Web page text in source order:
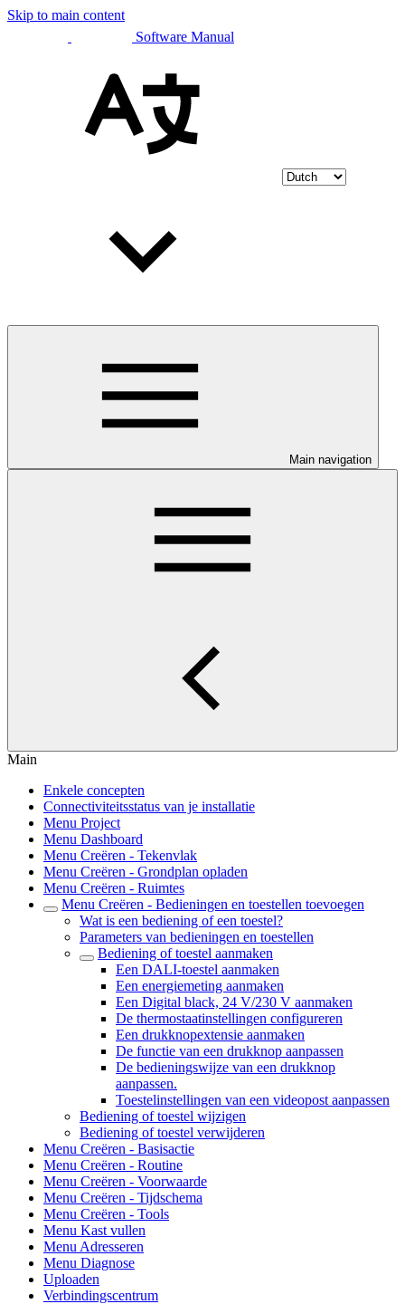
Skip to main content
Software Manual
Main navigation
Main
Enkele concepten
Connectiviteitsstatus van je installatie
Menu Project
Menu Dashboard
Menu Creëren - Tekenvlak
Menu Creëren - Grondplan opladen
Menu Creëren - Ruimtes
Menu Creëren - Bedieningen en toestellen toevoegen
Wat is een bediening of een toestel?
Parameters van bedieningen en toestellen
Bediening of toestel aanmaken
Een DALI-toestel aanmaken
Een energiemeting aanmaken
Een Digital black, 24 V/230 V aanmaken
De thermostaatinstellingen configureren
Een drukknopextensie aanmaken
De functie van een drukknop aanpassen
De bedieningswijze van een drukknop
aanpassen.
Toestelinstellingen van een videopost aanpassen
Bediening of toestel wijzigen
Bediening of toestel verwijderen
Menu Creëren - Basisactie
Menu Creëren - Routine
Menu Creëren - Voorwaarde
Menu Creëren - Tijdschema
Menu Creëren - Tools
Menu Kast vullen
Menu Adresseren
Menu Diagnose
Uploaden
Verbindingscentrum